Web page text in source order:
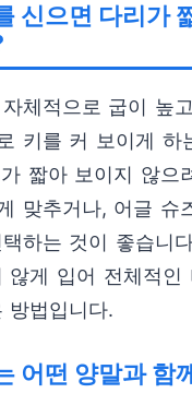
신으면 다리가
체적으로 굽이 높
키를 커 보이게 하
짧아 보이지 않으
맞추거나, 어글 슈
하는 것이 좋습니
않게 입어 전체적인
방법입니다.
어떤 양말과 함